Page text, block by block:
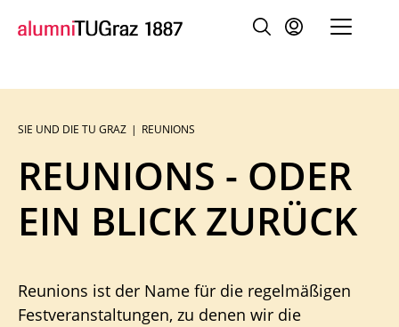
Sie
sind:
SIE UND DIE TU GRAZ REUNIONS
REUNIONS - ODER
EIN BLICK ZURÜCK
Reunions ist der Name für die regelmäßigen
Festveranstaltungen, zu denen wir die